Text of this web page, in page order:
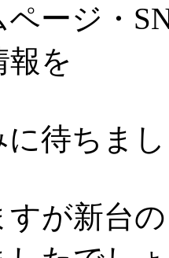
ージ・
を
に待ちま
が新台